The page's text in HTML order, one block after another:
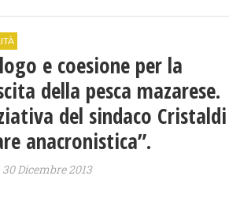
e coesione per la
della pesca mazarese.
del sindaco Cristaldi
anacronistica”.
30 Dicembre 2013